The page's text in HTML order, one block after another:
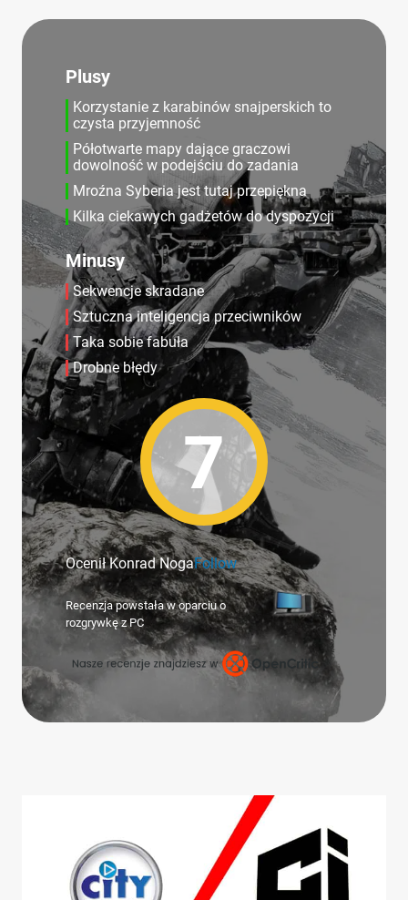
Plusy
Korzystanie z karabinów snajperskich to
czysta przyjemność
Półotwarte mapy dające graczowi
dowolność w podejściu do zadania
Mroźna Syberia jest tutaj przepiękna
Kilka ciekawych gadżetów do dyspozycji
Minusy
Sekwencje skradane
Sztuczna inteligencja przeciwników
Taka sobie fabuła
Drobne błędy
7
Ocenił Konrad NogaFollow
Recenzja powstała w oparciu o
rozgrywkę z PC